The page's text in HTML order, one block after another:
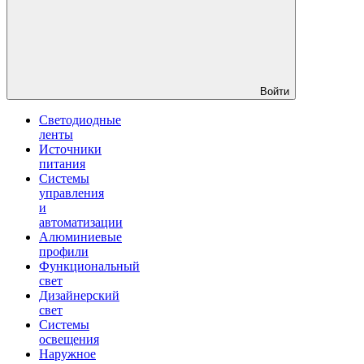
Войти
Светодиодные
ленты
Источники
питания
Системы
управления
и
автоматизации
Алюминиевые
профили
Функциональный
свет
Дизайнерский
свет
Системы
освещения
Наружное